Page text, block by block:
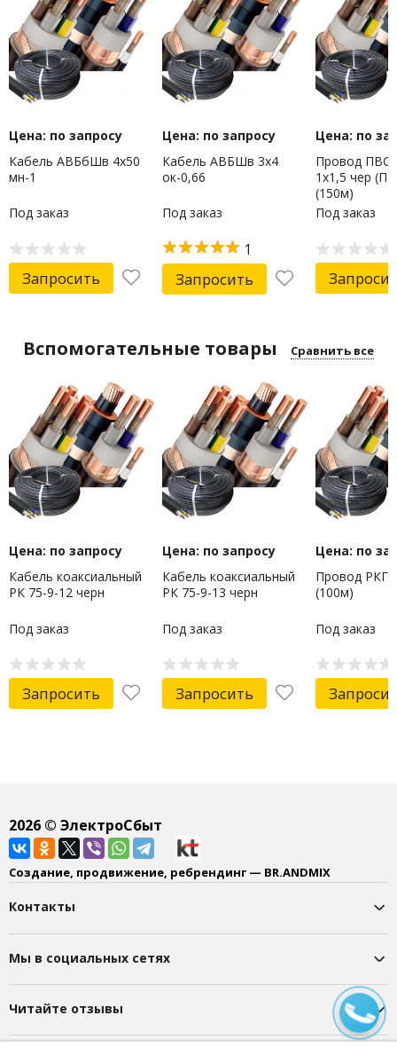
Цена: по запросу
Кабель АВБбШв 4х50
мн-1
Под заказ
Запросить
Цена: по запросу
Кабель АВБШв 3х4
ок-0,66
Под заказ
1
Запросить
Цена: по
Провод ПВС-
1х1,5 чер
(150м)
Под заказ
Вспомогательные товары Сравнить все
Цена: по запросу
Кабель коаксиальный
РК 75-9-12 черн
Под заказ
Запросить
Цена: по запросу
Кабель коаксиальный
РК 75-9-13 черн
Под заказ
Запросить
Цена: по
Провод
(100м)
Под заказ
2026© ЭлектроСбыт
Создание, продвижение, ребрендинг — BR.ANDMIX
Контакты
Мы в социальных сетях
Читайте отзывы